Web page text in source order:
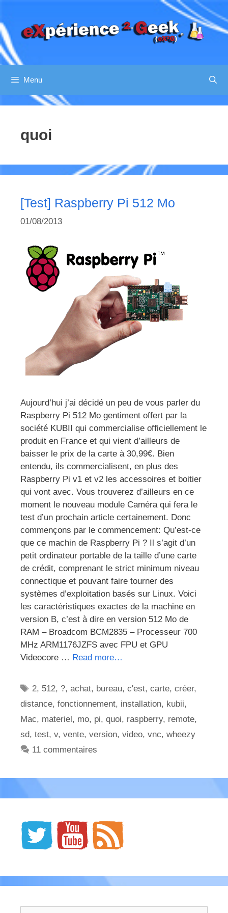
contenu
Menu
quoi
[Test] Raspberry Pi 512 Mo
01/08/2013
Aujourd’hui j’ai décidé un peu de vous parler du
Raspberry Pi 512 Mo gentiment offert par la
société KUBII qui commercialise officiellement le
produit en France et qui vient d’ailleurs de
baisser le prix de la carte à 30,99€. Bien
entendu, ils commercialisent, en plus des
Raspberry Pi v1 et v2 les accessoires et boitier
qui vont avec. Vous trouverez d’ailleurs en ce
moment le nouveau module Caméra qui fera le
test d’un prochain article certainement. Donc
commençons par le commencement: Qu’est-ce
que ce machin de Raspberry Pi ? Il s’agit d’un
petit ordinateur portable de la taille d’une carte
de crédit, comprenant le strict minimum niveau
connectique et pouvant faire tourner des
systèmes d’exploitation basés sur Linux. Voici
les caractéristiques exactes de la machine en
version B, c’est à dire en version 512 Mo de
RAM – Broadcom BCM2835 – Processeur 700
MHz ARM1176JZFS avec FPU et GPU
Videocore … Read more…
Étiquettes
2, 512, ?,achat, bureau,c'est,carte,créer,
distance, fonctionnement, installation, kubii,
Mac, materiel, mo, pi, quoi, raspberry, remote,
sd, test, v, vente, version, video, vnc, wheezy
11 commentaires